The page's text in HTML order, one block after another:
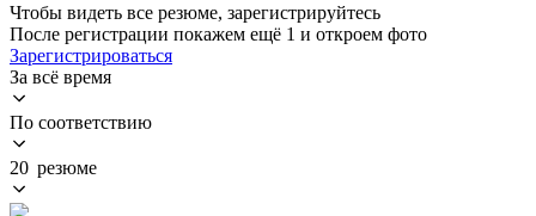
Чтобы видеть все резюме, зарегистрируйтесь
После регистрации покажем ещё 1 и откроем фото
Зарегистрироваться
За всё время
По соответствию
20 резюме